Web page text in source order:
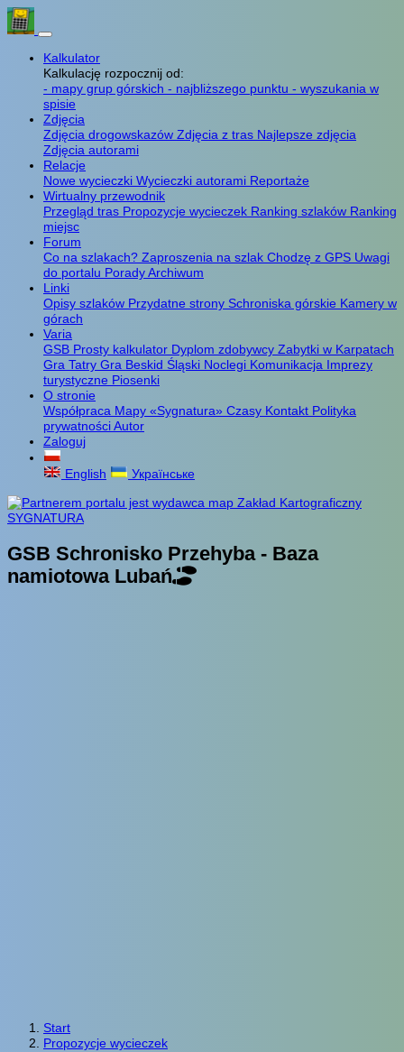
Kalkulator
Kalkulację rozpocznij od:
- mapy grup górskich - najbliższego punktu - wyszukania w
spisie
Zdjęcia
Zdjęcia drogowskazów Zdjęcia z tras Najlepsze zdjęcia
Zdjęcia autorami
Relacje
Nowe wycieczki Wycieczki autorami Reportaże
Wirtualny przewodnik
Przegląd tras Propozycje wycieczek Ranking szlaków Ranking
miejsc
Forum
Co na szlakach? Zaproszenia na szlak Chodzę z GPS Uwagi
do portalu PoradyArchiwum
Linki
Opisy szlaków Przydatne strony Schroniska górskie Kamery w
górach
Varia
GSB Prosty kalkulator Dyplom zdobywcy Zabytki w Karpatach
Gra Tatry Gra Beskid Śląski Noclegi Komunikacja Imprezy
turystyczne Piosenki
O stronie
Współpraca Mapy «Sygnatura» Czasy Kontakt Polityka
prywatnościAutor
Zaloguj
English Українське
GSB Schronisko Przehyba - Baza
namiotowa Lubań
Start
Propozycje wycieczek